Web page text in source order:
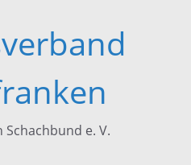
Schachbund e. V.